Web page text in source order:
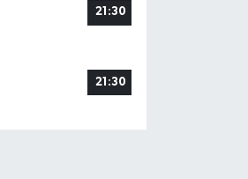
21:30
21:30